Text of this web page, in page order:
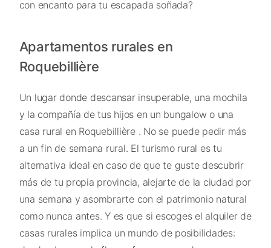
con encanto para tu escapada soñada?
Apartamentos rurales en
Roquebillière
Un lugar donde descansar insuperable, una mochila
y la compañía de tus hijos en un bungalow o una
casa rural en Roquebillière . No se puede pedir más
a un fin de semana rural. El turismo rural es tu
alternativa ideal en caso de que te guste descubrir
más de tu propia provincia, alejarte de la ciudad por
una semana y asombrarte con el patrimonio natural
como nunca antes. Y es que si escoges el alquiler de
casas rurales implica un mundo de posibilidades: